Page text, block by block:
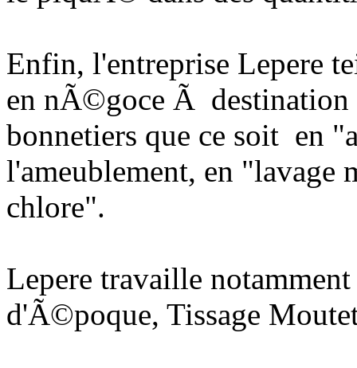
Enfin, l'entreprise Lepere
en nÃ©goce Ã destination
bonnetiers que ce soit en
l'ameublement, en
chlore".
Lepere travaille
d'Ã©poque, Tissage